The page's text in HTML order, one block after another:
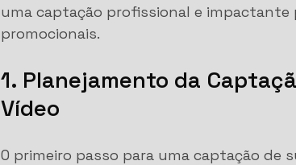
uma captação profissional e
promocionais.
1. Planejamento da
Vídeo
O primeiro passo para uma captação de